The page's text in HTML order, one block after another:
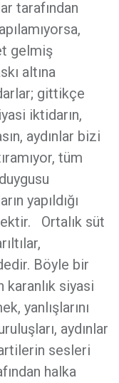
tarafından
gelmiş
altına
gittikçe
iktidarın,
aydınlar bizi
tüm
yapıldığı
Ortalık süt
Böyle bir
siyasi
yanlışlarını
aydınlar
sesleri
halka